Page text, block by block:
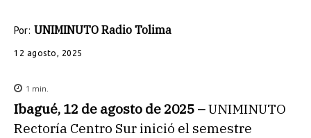
Por: UNIMINUTO Radio Tolima
12 agosto, 2025
1 min.
Ibagué, 12 de agosto de 2025 –UNIMINUTO
Rectoría Centro Sur inició el semestre